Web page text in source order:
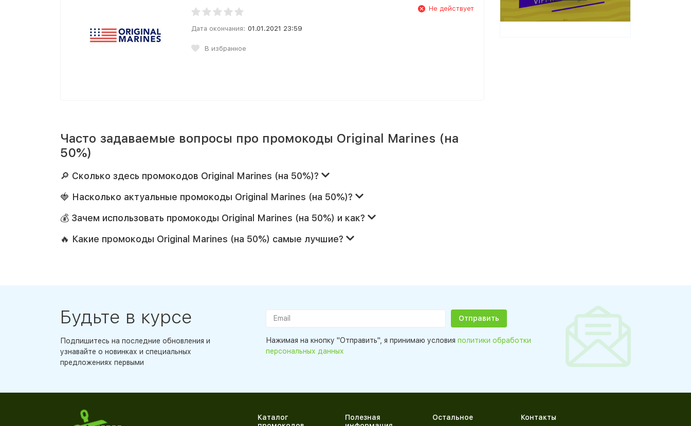
Дата окончания: 01.01.2021 23:59
В избранное
Не действует
Часто задаваемые вопросы про промокоды Original Marines (на
50%)
🔎 Сколько здесь промокодов Original Marines (на 50%)?
🍓 Насколько актуальные промокоды Original Marines (на 50%)?
💰 Зачем использовать промокоды Original Marines (на 50%) и как?
🔥 Какие промокоды Original Marines (на 50%) самые лучшие?
Будьте в курсе
Подпишитесь на последние обновления и
узнавайте о новинках и специальных
предложениях первыми
Нажимая на кнопку "Отправить", я принимаю условия политики обработки
персональных данных
Каталог
Полезная
Остальное Контакты